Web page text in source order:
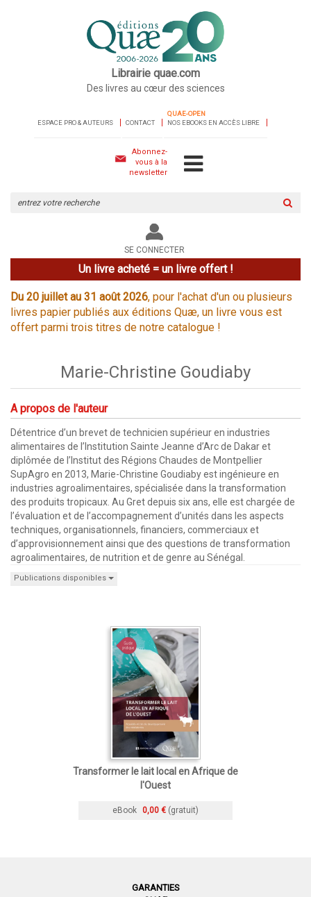
Librairie quae.com
Des livres au cœur des sciences
ESPACE PRO & AUTEURS CONTACT
QUAE-OPEN
NOS EBOOKS EN ACCÈS LIBRE
Abonnez-
vous à la
newsletter
le
site
SE CONNECTER
Un livre acheté = un livre offert !
Du 20 juillet au 31 août 2026, pour l'achat d'un ou plusieurs
livres papier publiés aux éditions Quæ, un livre vous est
offert parmi trois titres de notre catalogue !
Marie-Christine Goudiaby
A propos de l'auteur
Détentrice d’un brevet de technicien supérieur en industries
alimentaires de l’Institution Sainte Jeanne d’Arc de Dakar et
diplômée de l’Institut des Régions Chaudes de Montpellier
SupAgro en 2013, Marie-Christine Goudiaby est ingénieure en
industries agroalimentaires, spécialisée dans la transformation
des produits tropicaux. Au Gret depuis six ans, elle est chargée de
l’évaluation et de l’accompagnement d’unités dans les aspects
techniques, organisationnels, financiers, commerciaux et
d’approvisionnement ainsi que des questions de transformation
agroalimentaires, de nutrition et de genre au Sénégal.
Publications disponibles
Transformer le lait local en Afrique de
l'Ouest
eBook 0,00 € (gratuit)
GARANTIES